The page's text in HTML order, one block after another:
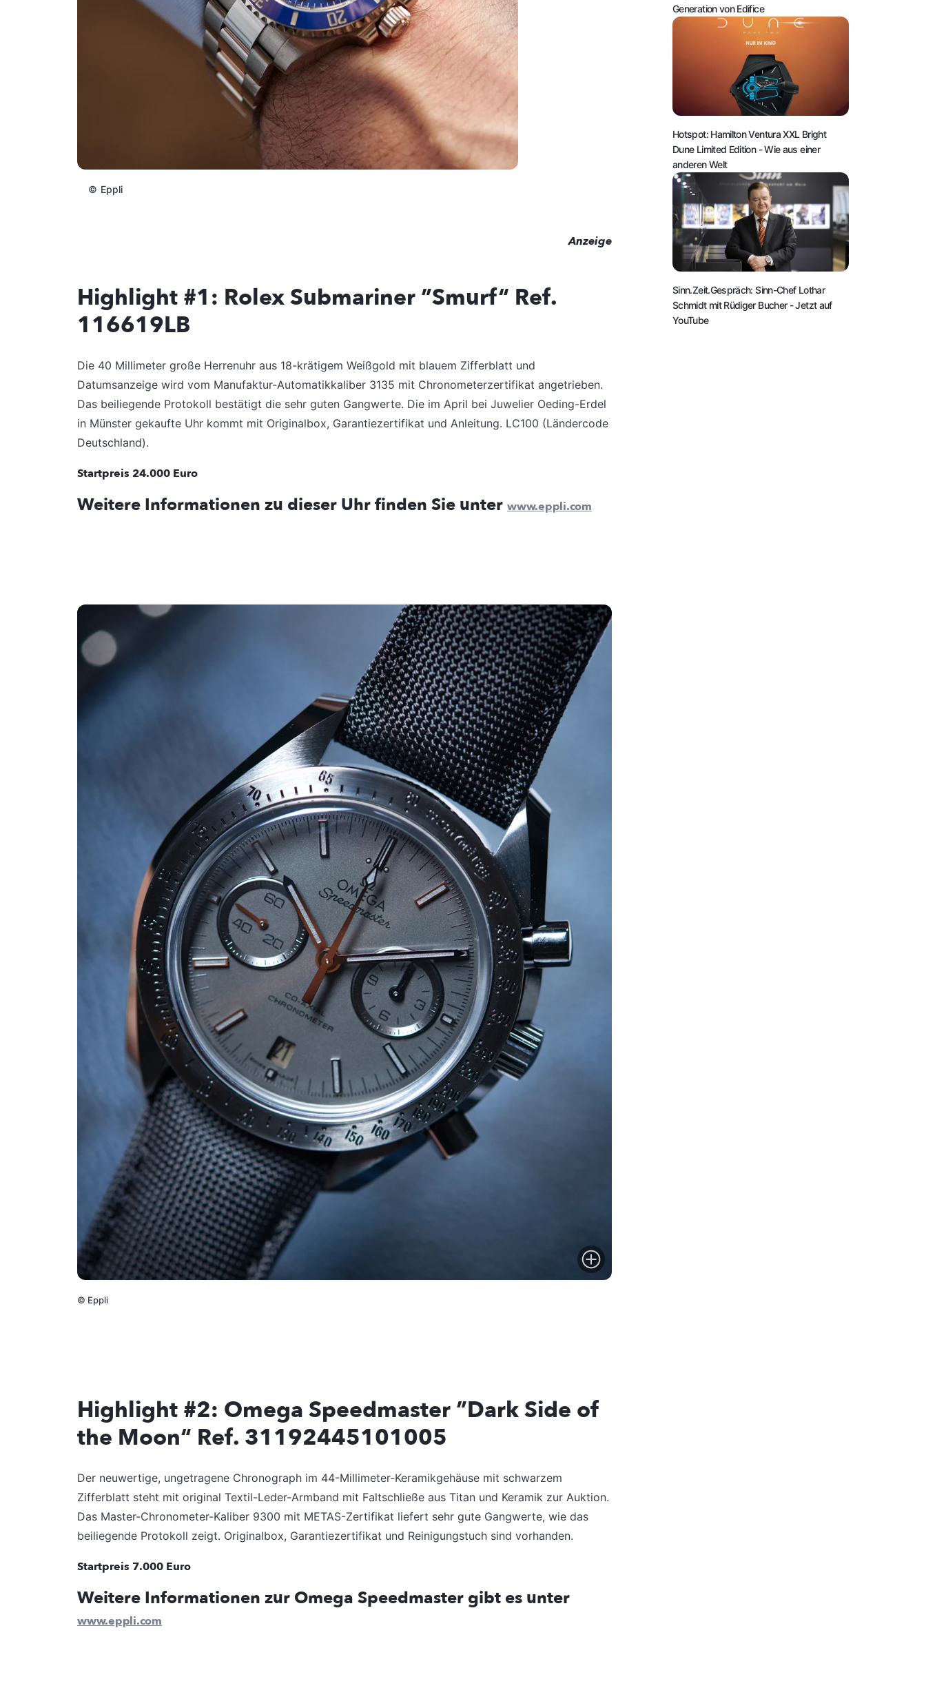
© Eppli
Anzeige
Highlight #1: Rolex Submariner ”Smurf“ Ref.
116619LB
Die 40 Millimeter große Herrenuhr aus 18-krätigem Weißgold mit blauem Zifferblatt und
Datumsanzeige wird vom Manufaktur-Automatikkaliber 3135 mit Chronometerzertifikat angetrieben.
Das beiliegende Protokoll bestätigt die sehr guten Gangwerte. Die im April bei Juwelier Oeding-Erdel
in Münster gekaufte Uhr kommt mit Originalbox, Garantiezertifikat und Anleitung. LC100 (Ländercode
Deutschland).
Startpreis 24.000 Euro
Weitere Informationen zu dieser Uhr finden Sie unter www.eppli.com
© Eppli
Highlight #2: Omega Speedmaster ”Dark Side of
the Moon“ Ref. 31192445101005
Der neuwertige, ungetragene Chronograph im 44-Millimeter-Keramikgehäuse mit schwarzem
Zifferblatt steht mit original Textil-Leder-Armband mit Faltschließe aus Titan und Keramik zur Auktion.
Das Master-Chronometer-Kaliber 9300 mit METAS-Zertifikat liefert sehr gute Gangwerte, wie das
beiliegende Protokoll zeigt. Originalbox, Garantiezertifikat und Reinigungstuch sind vorhanden.
Startpreis 7.000 Euro
Weitere Informationen zur Omega Speedmaster gibt es unter
www.eppli.com
Generation von Edifice
Hotspot: Hamilton Ventura XXL Bright
Dune Limited Edition - Wie aus einer
anderen Welt
Sinn.Zeit.Gespräch: Sinn-Chef Lothar
Schmidt mit Rüdiger Bucher - Jetzt auf
YouTube